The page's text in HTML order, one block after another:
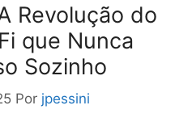
Revolução do
que Nunca
Sozinho
Por jpessini